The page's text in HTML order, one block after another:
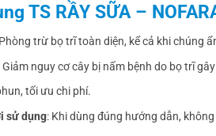
TS RẦY SỮA –
trừ bọ trĩ toàn diện, kể cả khi chúng
Giảm nguy cơ cây bị nấm bệnh do bọ trĩ
tối ưu chi phí.
sử dụng: Khi dùng đúng hướng dẫn,